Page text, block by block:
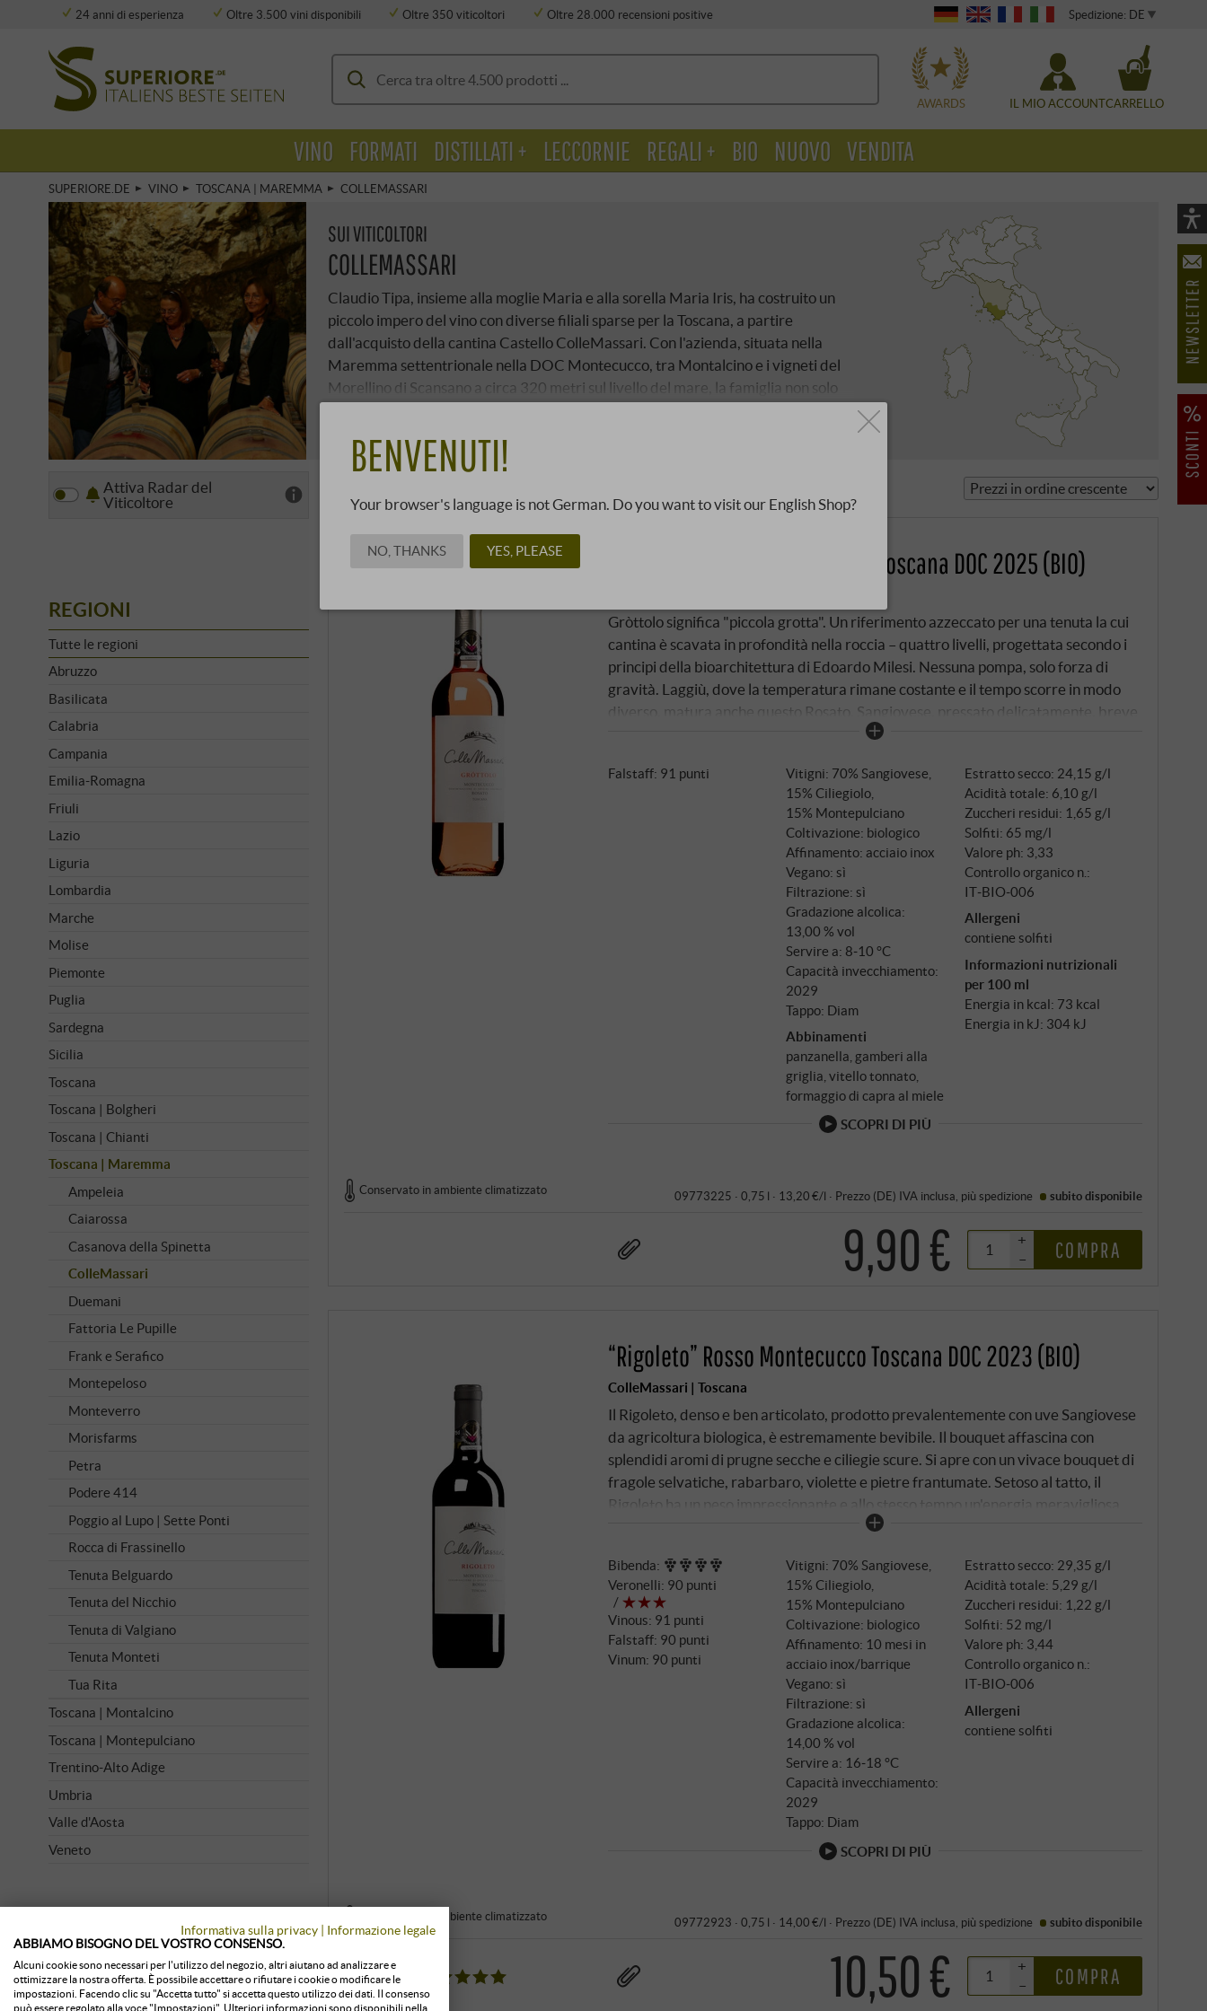
24 anni di esperienza Oltre 3.500 vini disponibili Oltre 350 viticoltori
Oltre 28.000 recensioni positive
WÄHLEN Spedizione: DE
AWARDS IL MIO ACCOUNTCARRELLO
SUPERIORE.DE VINO TOSCANA | MAREMMA COLLEMASSARI
SUI VITICOLTORI
COLLEMASSARI
Claudio Tipa, insieme alla moglie Maria e alla sorella Maria Iris, ha costruito un
piccolo impero del vino con diverse filiali sparse per la Toscana, a partire
dall'acquisto della cantina Castello ColleMassari. Con l'azienda, situata nella
Maremma settentrionale nella DOC Montecucco, tra Montalcino e i vigneti del
Morellino di Scansano a circa 320 metri sul livello del mare, la famiglia non solo
“Gròttolo” Rosato Montecucco Toscana DOC 2025 (BIO)
Gròttolo significa "piccola grotta". Un riferimento azzeccato per una tenuta la cui
cantina è scavata in profondità nella roccia – quattro livelli, progettata secondo i
principi della bioarchitettura di Edoardo Milesi. Nessuna pompa, solo forza di
gravità. Laggiù, dove la temperatura rimane costante e il tempo scorre in modo
diverso, matura anche questo Rosato. Sangiovese, pressato delicatamente, breve
macerazione a temperature fresche, acciaio – così, dal vitigno più importante di
Falstaff: 91 punti
Vitigni: 70% Sangiovese,
15% Ciliegiolo,
15% Montepulciano
Coltivazione: biologico
Affinamento: acciaio inox
Vegano: sì
Filtrazione: sì
Gradazione alcolica:
13,00 % vol
Servire a: 8‑10 °C
Capacità invecchiamento:
2029
Tappo: Diam
Abbinamenti
panzanella, gamberi alla
griglia, vitello tonnato,
formaggio di capra al miele
Estratto secco: 24,15 g/l
Acidità totale: 6,10 g/l
Zuccheri residui: 1,65 g/l
Solfiti: 65 mg/l
Valore ph: 3,33
Controllo organico n.:
IT‑BIO‑006
Allergeni
contiene solfiti
Informazioni nutrizionali
per 100 ml
Energia in kcal: 73 kcal
Energia in kJ: 304 kJ
SCOPRI DI PIÙ
Conservato in ambiente climatizzato 09773225 · 0,75 l · 13,20 €/l · Prezzo (DE) IVA inclusa , più spedizione subito disponibile
9,90 €
+
–
COMPRA
“Rigoleto” Rosso Montecucco Toscana DOC 2023 (BIO)
ColleMassari | Toscana
Il Rigoleto, denso e ben articolato, prodotto prevalentemente con uve Sangiovese
da agricoltura biologica, è estremamente bevibile. Il bouquet affascina con
splendidi aromi di prugne secche e ciliegie scure. Si apre con un vivace bouquet di
fragole selvatiche, rabarbaro, violette e pietre frantumate. Setoso al tatto, il
Rigoleto ha un peso impressionante e allo stesso tempo un'energia meravigliosa,
mentre un'ondata di frutta rossa e blu matura si agita sotto il profumo di lavanda e
Bibenda:
Veronelli: 90 punti
Vinous: 91 punti
Falstaff: 90 punti
Vinum: 90 punti
Vitigni: 70% Sangiovese,
15% Ciliegiolo,
15% Montepulciano
Coltivazione: biologico
Affinamento: 10 mesi in
acciaio inox/barrique
Vegano: sì
Filtrazione: sì
Gradazione alcolica:
14,00 % vol
Servire a: 16‑18 °C
Capacità invecchiamento:
2029
Tappo: Diam
Estratto secco: 29,35 g/l
Acidità totale: 5,29 g/l
Zuccheri residui: 1,22 g/l
Solfiti: 52 mg/l
Valore ph: 3,44
Controllo organico n.:
IT‑BIO‑006
Allergeni
contiene solfiti
SCOPRI DI PIÙ
Conservato in ambiente climatizzato 09772923 · 0,75 l · 14,00 €/l · Prezzo (DE) IVA inclusa , più spedizione subito disponibile
10,50 €
+
–
COMPRA
Attiva Radar del
Viticoltore
REGIONI
Tutte le regioni
Abruzzo
Basilicata
Calabria
Campania
Emilia-Romagna
Friuli
Lazio
Liguria
Lombardia
Marche
Molise
Piemonte
Puglia
Sardegna
Sicilia
Toscana
Toscana | Bolgheri
Toscana | Chianti
Toscana | Maremma
Ampeleia
Caiarossa
Casanova della Spinetta
ColleMassari
Duemani
Fattoria Le Pupille
Frank e Serafico
Montepeloso
Monteverro
Morisfarms
Petra
Podere 414
Poggio al Lupo | Sette Ponti
Rocca di Frassinello
Tenuta Belguardo
Tenuta del Nicchio
Tenuta di Valgiano
Tenuta Monteti
Tua Rita
Toscana | Montalcino
Toscana | Montepulciano
Trentino-Alto Adige
Umbria
Valle d'Aosta
Veneto
VINI CLASSICI
Tutti i vini classici
Amarone
Barbaresco
VINO FORMATI DISTILLATI + LECCORNIE REGALI + BIO NUOVO VENDITA
BENVENUTI!
Your browser's language is not German. Do you want to visit our English Shop?
NO, THANKS YES, PLEASE
Informativa sulla privacy | Informazione legale
ABBIAMO BISOGNO DEL VOSTRO CONSENSO.
Alcuni cookie sono necessari per l'utilizzo del negozio, altri aiutano ad analizzare e
ottimizzare la nostra offerta. È possibile accettare o rifiutare i cookie o modificare le
impostazioni. Facendo clic su "Accetta tutto" si accetta questo utilizzo dei dati. Il consenso
può essere regolato alla voce "Impostazioni". Ulteriori informazioni sono disponibili nella